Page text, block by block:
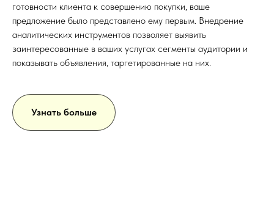
готовности клиента к совершению покупки, ваше
предложение было представлено ему первым. Внедрение
аналитических инструментов позволяет выявить
заинтересованные в ваших услугах сегменты аудитории и
показывать объявления, таргетированные на них.
Узнать больше